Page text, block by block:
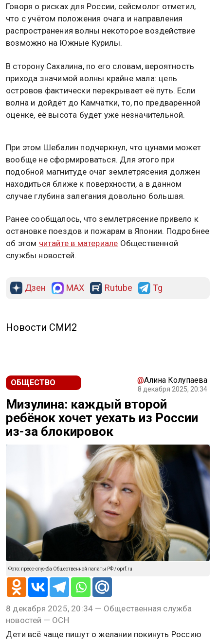
Говоря о рисках для России, сейсмолог отметил,
что с учётом положения очага и направления
распространения волны некоторое воздействие
возможно на Южные Курилы.
В сторону Сахалина, по его словам, вероятность
прихода значимой волны крайне мала: цепь
островов фактически перекрывает её путь. Если
волна и дойдёт до Камчатки, то, по предварённой
оценке, её высота будет уже незначительной.
При этом Шебалин подчеркнул, что цунами может
вообще не сформироваться. Для этого при
подобной магнитуде очаг землетрясения должен
находиться ближе к поверхности, а в данном
случае глубина залегания довольно большая.
Ранее сообщалось, что землетрясение привело к
остановке поездов и пожарам в Японии. Подробнее
об этом читайте в материале Общественной
службы новостей.
Дзен MAX Rutube Tg
Новости СМИ2
ОБЩЕСТВО @Алина Колупаева
8 декабря 2025, 20:34
Мизулина: каждый второй
ребёнок хочет уехать из России
из-за блокировок
Фото: пресс-служба Общественной палаты РФ / oprf.ru
8 декабря 2025, 20:34 — Общественная служба
новостей — ОСН
Дети всё чаще пишут о желании покинуть Россию